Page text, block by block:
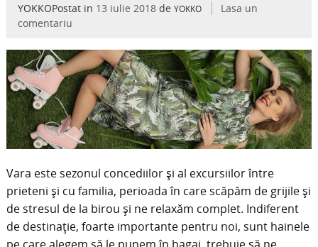
YOKKOPostat in 13 iulie 2018de YOKKO
Lasa un
comentariu
Vara este sezonul concediilor și al excursiilor între
prieteni și cu familia, perioada în care scăpăm de grijile și
de stresul de la birou și ne relaxăm complet. Indiferent
de destinație, foarte importante pentru noi, sunt hainele